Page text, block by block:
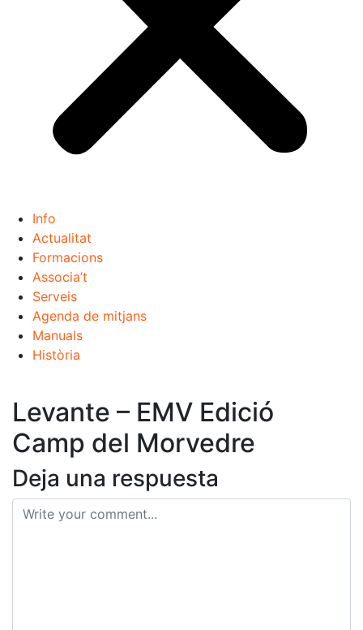
Info
Actualitat
Formacions
Associa’t
Serveis
Agenda de mitjans
Manuals
Història
Levante – EMV Edició
Camp del Morvedre
Deja una respuesta